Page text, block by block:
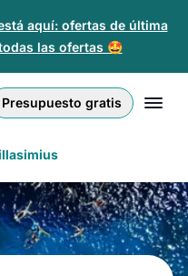
aquí: ofertas de última
las ofertas 🤩
Presupuesto gratis
(UK)